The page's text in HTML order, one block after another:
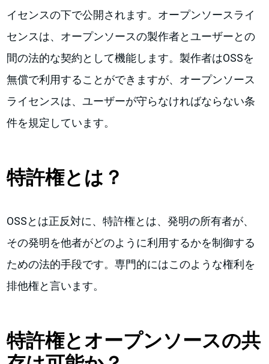
イセンスの下で公開されます。オープンソースライ
センスは、オープンソースの製作者とユーザーとの
間の法的な契約として機能します。製作者はOSSを
無償で利用することができますが、オープンソース
ライセンスは、ユーザーが守らなければならない条
件を規定しています。
特許権とは？
OSSとは正反対に、特許権とは、発明の所有者が、
その発明を他者がどのように利用するかを制御する
ための法的手段です。専門的にはこのような権利を
排他権と言います。
特許権とオープンソースの共